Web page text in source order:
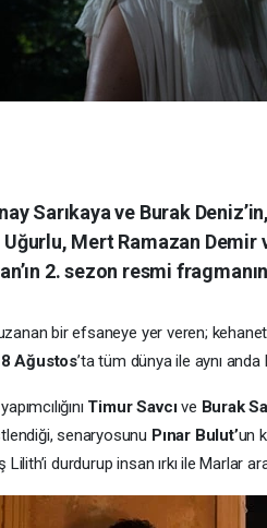
Sarıkaya ve Burak
Mert Ramazan Demir
2. sezon resmi
bir efsaneye yer veren;
8 Ağustos’ta tüm dünya ile aynı anda
Timur Savcıve Burak
senaryosunu Pınar Bulut’un
durdurup insan ırkı ile Marlar